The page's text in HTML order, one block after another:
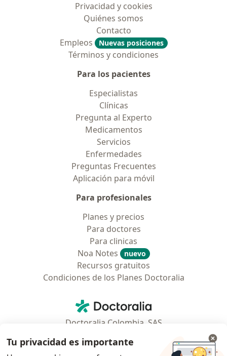
Privacidad y cookies
Quiénes somos
Contacto
Empleos
Nuevas posiciones
Términos y condiciones
Para los pacientes
Especialistas
Clínicas
Pregunta al Experto
Medicamentos
Servicios
Enfermedades
Preguntas Frecuentes
Aplicación para móvil
Para profesionales
Planes y precios
Para doctores
Para clinicas
Noa Notes
nuevo
Recursos gratuitos
Condiciones de los Planes Doctoralia
Doctoralia - Página de inicio
Doctoralia Colombia, SAS
Municipio: Bogotá D.C., Colombia
Tu privacidad es importante